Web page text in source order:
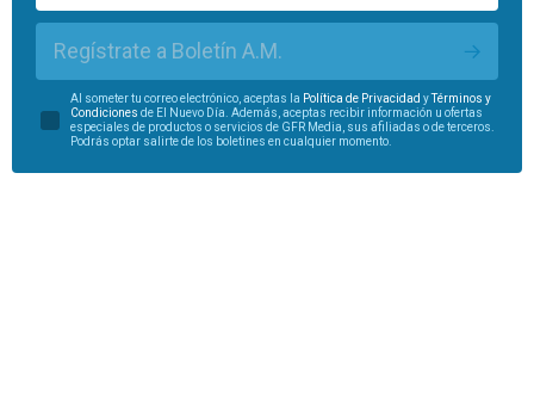
Regístrate a Boletín A.M.
Al someter tu correo electrónico, aceptas la Política de Privacidad yTérminos y
Condiciones de El Nuevo Día. Además, aceptas recibir información u ofertas
especiales de productos o servicios de GFR Media, sus afiliadas o de terceros.
Podrás optar salirte de los boletines en cualquier momento.